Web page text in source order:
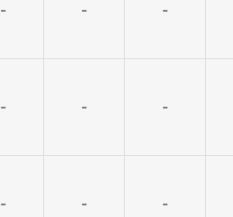
- - -
- - -
- - -